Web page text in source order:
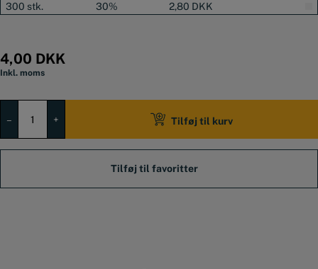
300 stk.
30% 2,80 DKK
4,00 DKK
Inkl. moms
–
MM)
antal
+ Tilføj til kurv